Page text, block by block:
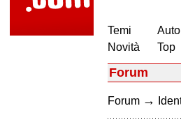
Temi
Novità
Top
Forum
Forum →